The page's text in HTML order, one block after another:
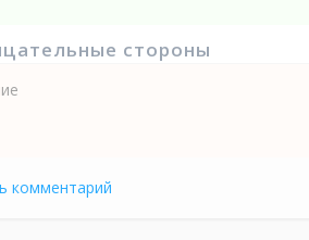
стороны
комментарий